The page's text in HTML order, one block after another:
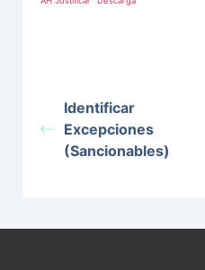
Identificar
Excepciones
(Sancionables)